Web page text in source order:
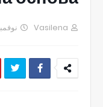
Vasilena نوفمبر 14,